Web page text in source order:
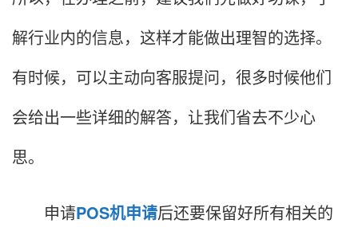
解行业内的信息，这样才能做出理智的选择。
有时候，可以主动向客服提问，很多时候他们
会给出一些详细的解答，让我们省去不少心
思。
申请POS机申请后还要保留好所有相关的